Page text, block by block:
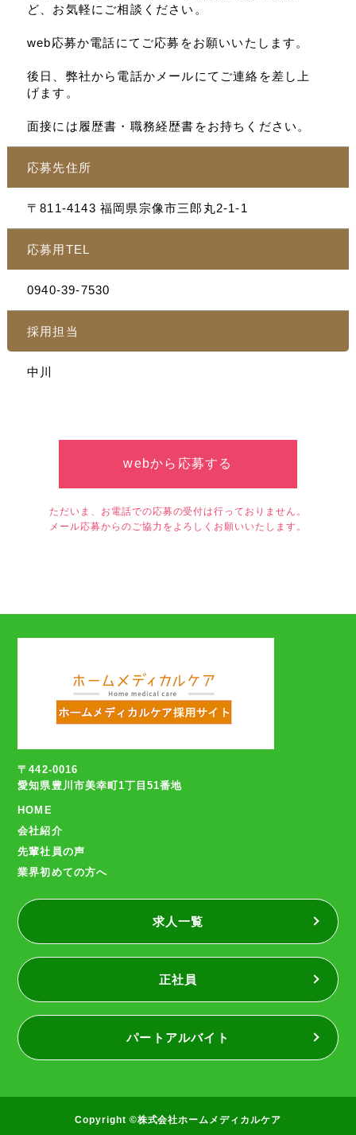
ど、お気軽にご相談ください。
web応募か電話にてご応募をお願いいたします。
後日、弊社から電話かメールにてご連絡を差し上
げます。
面接には履歴書・職務経歴書をお持ちください。
応募先住所
〒811-4143 福岡県宗像市三郎丸2-1-1
応募用TEL
0940-39-7530
採用担当
中川
webから応募する
ただいま、お電話での応募の受付は行っておりません。
メール応募からのご協力をよろしくお願いいたします。
〒442-0016
愛知県豊川市美幸町1丁目51番地
HOME
会社紹介
先輩社員の声
業界初めての方へ
求人一覧
正社員
パートアルバイト
Copyright ©株式会社ホームメディカルケア